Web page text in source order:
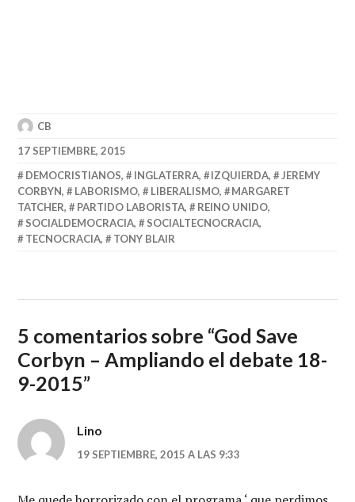
CB
17 SEPTIEMBRE, 2015
DEMOCRISTIANOS, INGLATERRA, IZQUIERDA,
JEREMY
CORBYN, LABORISMO, LIBERALISMO,
MARGARET
TATCHER, PARTIDO LABORISTA, REINO UNIDO,
SOCIALDEMOCRACIA, SOCIALTECNOCRACIA,
TECNOCRACIA, TONY BLAIR
5 comentarios sobre “God Save
Corbyn – Ampliando el debate 18-
9-2015”
Lino
19 SEPTIEMBRE, 2015 A LAS 9:33